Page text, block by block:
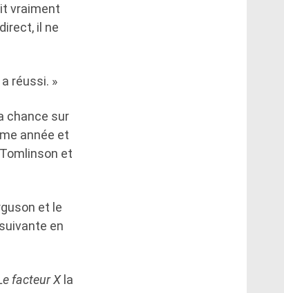
vraiment
il ne
réussi. »
chance sur
année et
et
et le
en
facteur Xla